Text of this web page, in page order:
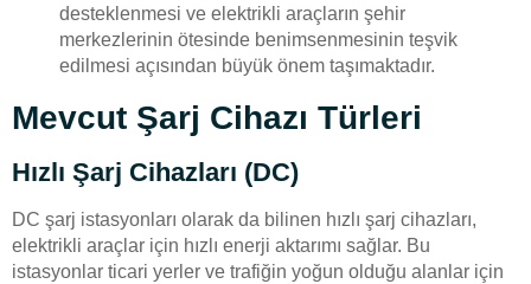
desteklenmesi ve elektrikli araçların şehir
merkezlerinin ötesinde benimsenmesinin teşvik
edilmesi açısından büyük önem taşımaktadır.
Mevcut Şarj Cihazı Türleri
Hızlı Şarj Cihazları (DC)
DC şarj istasyonları olarak da bilinen hızlı şarj cihazları,
elektrikli araçlar için hızlı enerji aktarımı sağlar. Bu
istasyonlar ticari yerler ve trafiğin yoğun olduğu alanlar için